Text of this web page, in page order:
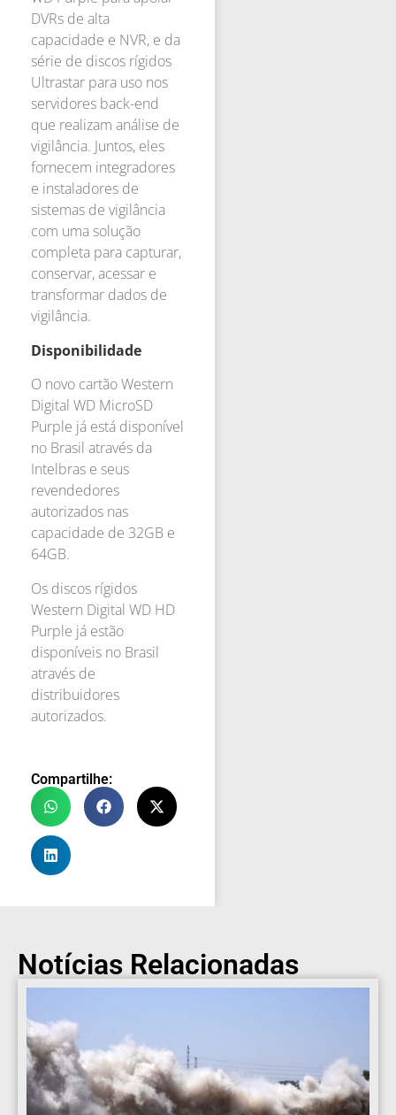
DVRs de alta
capacidade e NVR, e da
série de discos rígidos
Ultrastar para uso nos
servidores back-end
que realizam análise de
vigilância. Juntos, eles
fornecem integradores
e instaladores de
sistemas de vigilância
com uma solução
completa para capturar,
conservar, acessar e
transformar dados de
vigilância.
Disponibilidade
O novo cartão Western
Digital WD MicroSD
Purple já está disponível
no Brasil através da
Intelbras e seus
revendedores
autorizados nas
capacidade de 32GB e
64GB.
Os discos rígidos
Western Digital WD HD
Purple já estão
disponíveis no Brasil
através de
distribuidores
autorizados.
Compartilhe:
Notícias Relacionadas